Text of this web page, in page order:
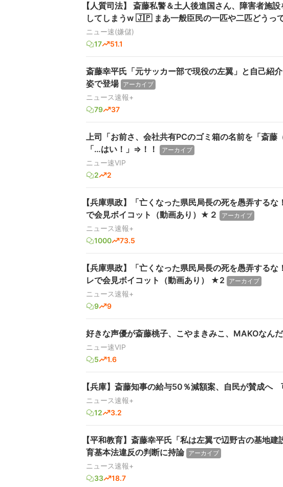
【人質司法】 斎藤私警＆土人後進国さん、障害者施
してしまうw 🇯🇵 まあ一般臣民の一匹や二匹どうっ
ニュー速(嫌儲)
17
51.1
斎藤幸平氏「元サッカー部で現役の左翼」と自己紹
姿で登場 アーカイブ
ニュース速報+
79
37
上司「お前さ、会社共有PCのゴミ箱の名前を「斎藤
「…はい！」⇒！！
アーカイブ
ニュー速VIP
2
2
【兵庫県政】「亡くなった県民局長の死を愚弄する
で会見ボイコット（動画あり）★２
アーカイブ
ニュース速報+
1000
73.5
【兵庫県政】「亡くなった県民局長の死を愚弄する
レで会見ボイコット（動画あり） ★2
アーカイブ
ニュース速報+
9
9
好きな声優が斎藤桃子、こやまきみこ、MAKOなん
ニュー速VIP
5
1.6
【兵庫】斎藤知事の給与50％減額案、自民が賛成へ
ニュース速報+
12
3.2
【平和教育】斎藤幸平氏「私は左翼で辺野古の基地
育基本法違反の判断に持論 アーカイブ
ニュース速報+
33
18.7